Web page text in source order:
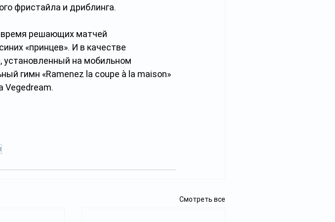
фристайла и дриблинга.
время решающих матчей
«принцев». И в качестве
установленный на мобильном
гимн «Ramenez la coupe à la maison»
Vegedream.
Смотреть все